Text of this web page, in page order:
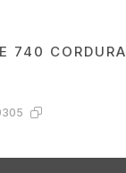
740